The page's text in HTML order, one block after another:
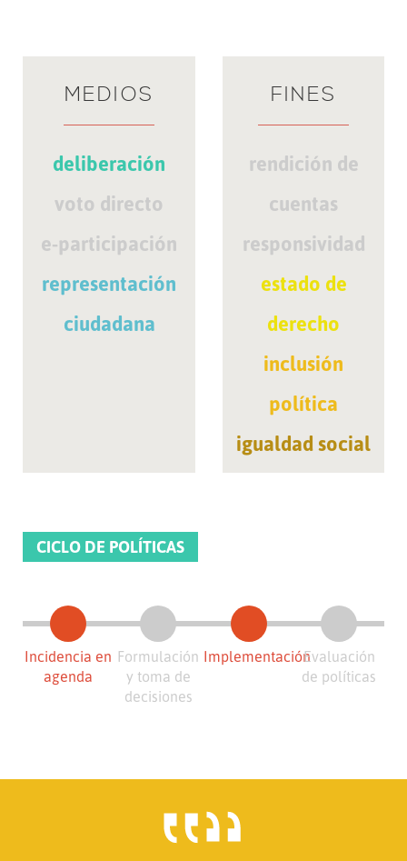
MEDIOS
deliberación
voto directo
e-participación
representación
ciudadana
FINES
rendición de
cuentas
responsividad
estado de
derecho
inclusión
política
igualdad social
CICLO DE POLÍTICAS
Incidencia en
agenda
Formulación
y toma de
decisiones
ImplementaciónEvaluación
de políticas